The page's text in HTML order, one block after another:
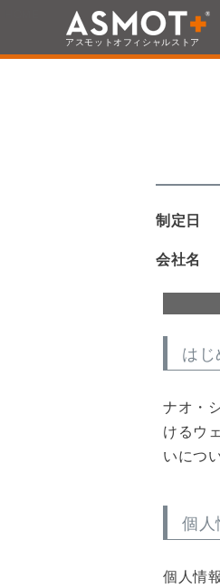
アスモット オフィシャルストア
個人情報取り扱いについて
制定日
会社名
はじ
ナオ・
けるウ
いにつ
個
個人情